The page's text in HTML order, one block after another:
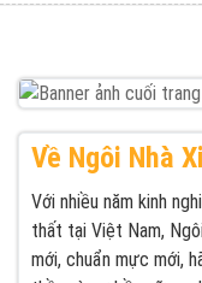
viết
Về Ngôi Nhà
Với nhiều năm kinh
thất tại Việt Nam,
mới, chuẩn mực mới,